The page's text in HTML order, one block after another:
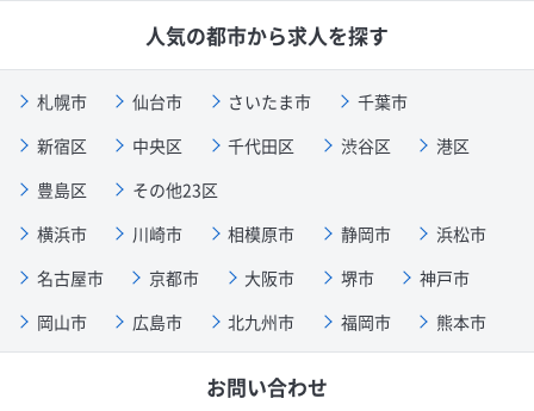
人気の都市から求人を探す
札幌市 仙台市 さいたま市
千葉市
新宿区
中央区 千代田区 渋谷区
港区
豊島区
その他23区
横浜市
川崎市 相模原市 静岡市
浜松市
名古屋市
京都市 大阪市 堺市
神戸市
岡山市
広島市 北九州市 福岡市 熊本市
お問い合わせ